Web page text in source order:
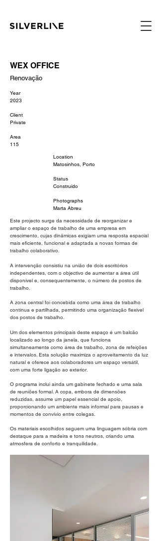
WEX OFFICE
Renovação
Year
2023
Client
Private
Area
115
Location
Matosinhos, Porto
Status
Construído
Photographs
Marta Abreu
Este projecto surge da necessidade de reorganizar e
ampliar o espaço de trabalho de uma empresa em
crescimento, cujas dinâmicas exigiam uma resposta espacial
mais eficiente, funcional e adaptada a novas formas de
trabalho colaborativo.
A intervenção consistiu na união de dois escritórios
independentes, com o objectivo de aumentar a área útil
disponível e, consequentemente, o número de postos de
trabalho.
A zona central foi concebida como uma área de trabalho
contínua e partilhada, permitindo uma organização flexível
dos postos de trabalho.
Um dos elementos principais deste espaço é um balcão
localizado ao longo da janela, que funciona
simultaneamente como área de trabalho, zona de refeições
e intervalos. Esta solução maximiza o aproveitamento da luz
natural e oferece aos colaboradores um espaço versátil,
com uma forte ligação ao exterior.
O programa inclui ainda um gabinete fechado e uma sala
de reuniões formal. A copa, embora de dimensões
reduzidas, assume um papel essencial de apoio,
proporcionando um ambiente mais informal para pausas e
momentos de convívio entre colegas.
Os materiais escolhidos seguem uma linguagem sóbria com
destaque para a madeira e tons neutros, criando uma
atmosfera de conforto e tranquilidade.